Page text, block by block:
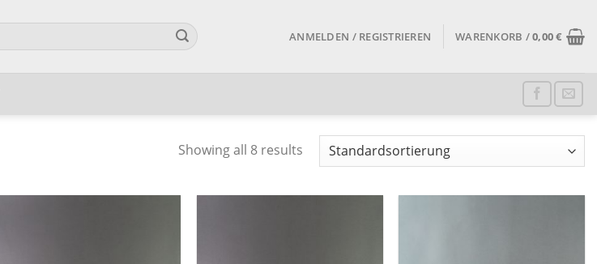
ANMELDEN / REGISTRIEREN WARENKORB /0,00€
Showing all 8 results